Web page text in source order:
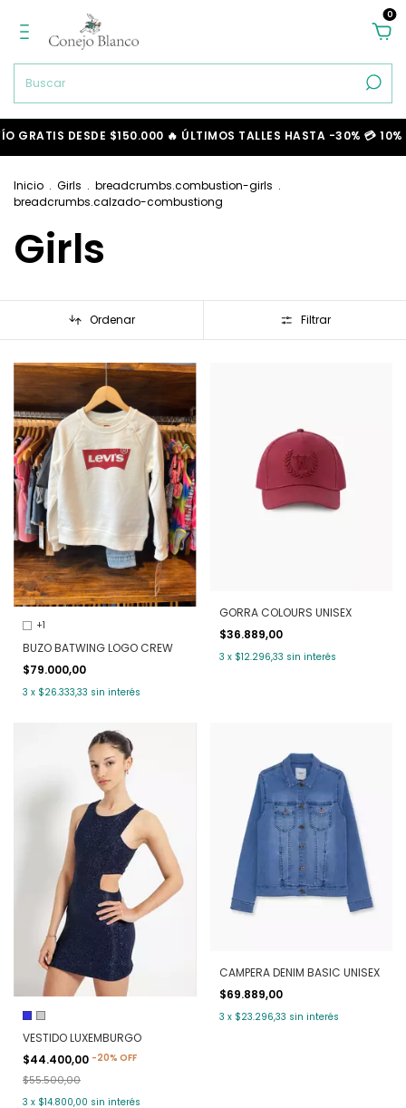
0
TALLES HASTA -30% 💳 10% OFF EN TU PRÓXIMA COMPRA
Inicio . Girls . breadcrumbs.combustion-girls .
breadcrumbs.calzado-combustiong
Girls
Ordenar Filtrar
+1
BUZO BATWING LOGO CREW
$79.000,00
3 x $26.333,33 sin interés
GORRA COLOURS UNISEX
$36.889,00
3 x $12.296,33 sin interés
VESTIDO LUXEMBURGO
$44.400,00 -20% OFF
$55.500,00
3 x $14.800,00 sin interés
CAMPERA DENIM BASIC UNISEX
$69.889,00
3 x $23.296,33 sin interés